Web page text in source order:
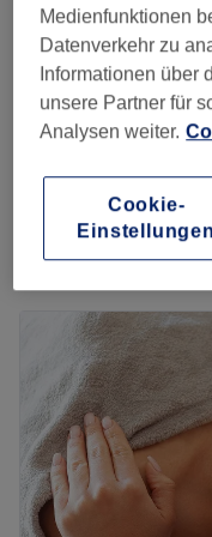
1 Std.
Extra
30 Min.
Schnellansicht
Montag
Dienstag
Mittwoch
Donnerstag
Freitag
Samstag
Sonntag
Ein Besuch im
Medienfunktionen
Datenverkehr zu
Informationen über
unsere Partner für
Analysen weiter.
Cookie-
Einstellungen